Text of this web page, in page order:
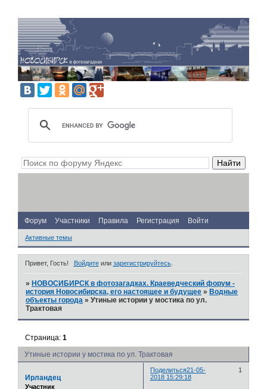
Форум Участники Правила Регистрация Войти
Активные темы
Привет, Гость! Войдитеили зарегистрируйтесь.
» НОВОСИБИРСК в фотозагадках. Краеведческий форум -
история Новосибирска, его настоящее и будущее » Водные
объекты города »Утиные истории у мостика по ул.
Трактовая
Утиные истории у мостика по ул. Трактовая
Страница:1
Поделиться 1
21-05-
2018 15:29:18
Ирландец
Участник